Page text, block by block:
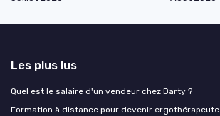
Les plus lus
Quel est le salaire d'un vendeur chez Darty ?
Formation à distance pour devenir ergothérapeute